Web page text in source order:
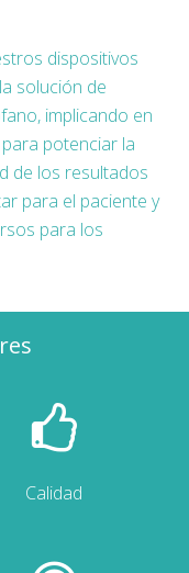
dispositivos
solución de
implicando en
potenciar la
de los resultados
para el paciente y
para los
Calidad